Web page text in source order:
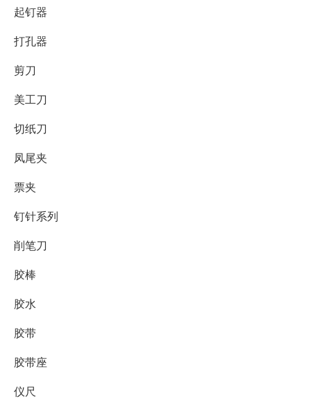
起钉器
打孔器
剪刀
美工刀
切纸刀
凤尾夹
票夹
钉针系列
削笔刀
胶棒
胶水
胶带
胶带座
仪尺